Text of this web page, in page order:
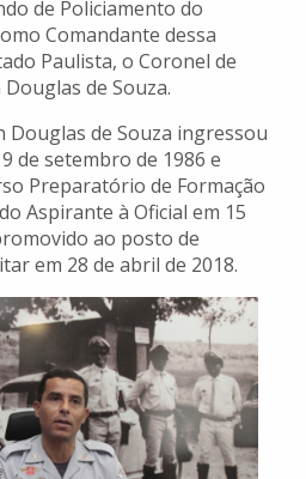
de Policiamento do
Comandante dessa
Paulista, o Coronel de
de Souza.
Douglas de Souza ingressou
de setembro de 1986 e
Preparatório de Formação
Aspirante à Oficial em 15
ao posto de
em 28 de abril de 2018.